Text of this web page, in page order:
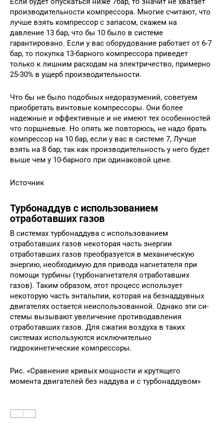
производительности компрессора. Многие считают, что
лучше взять компрессор с запасом, скажем на
давление 13 бар, что бы 10 было в системе
гарантировано. Если у вас оборудование работает от 6-7
бар, то покупка 13-барного компрессора приведет
только к лишним расходам на электричество, примерно
25-30% в ущерб производительности.
Что бы не было подобных недоразумений, советуем
приобретать винтовые компрессоры. Они более
надежные и эффективные и не имеют тех особенностей
что поршневые. Но опять же повторюсь, не надо брать
компрессор на 10 бар, если у вас в системе 7, Лучше
взять на 8 бар, так как производительность у него будет
выше чем у 10-барного при одинаковой цене.
Источник
Турбонаддув с использованием
отработавших газов
В системах турбонаддува с использованием
отработавших газов некоторая часть энергии
отработавших газов преобразуется в механи­ческую
энергию, необходимую для привода нагнетателя при
помощи турбины (турбонаг­нетателя отработавших
газов). Таким образом, этот процесс использует
некоторую часть энтальпии, которая на безнаддувных
двигателях остается неиспользованной. Однако эти си­
стемы вызывают увеличение противодавле­ния
отработавших газов. Для сжатия воздуха в таких
системах используются исключительно
гидрокинетические компрессоры.
Рис. «Сравнение кривых мощности и крутящего
момента двигателей без наддува и с турбонаддувом»